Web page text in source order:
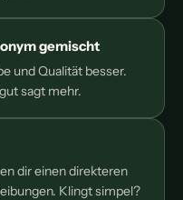
gemischt
und Qualität besser.
sagt mehr.
dir einen direkteren
Klingt simpel?